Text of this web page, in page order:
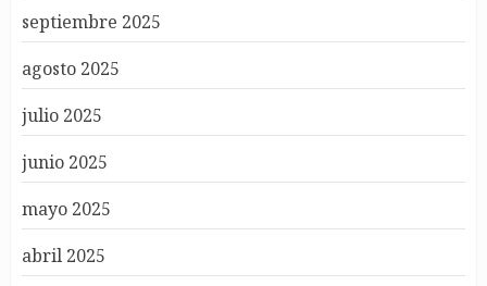
septiembre 2025
agosto 2025
julio 2025
junio 2025
mayo 2025
abril 2025